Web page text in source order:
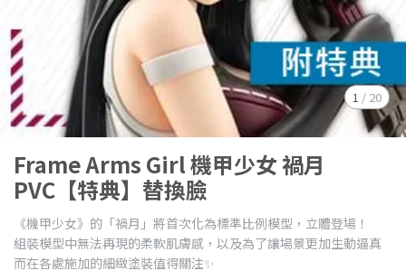
1 / 20
Frame Arms Girl 機甲少女 禍月
PVC【特典】替換臉
《機甲少女》的「禍月」將首次化為標準比例模型，立體登場！
組裝模型中無法再現的柔軟肌膚感，以及為了讓場景更加生動逼真
而在各處施加的細緻塗裝值得關注✨